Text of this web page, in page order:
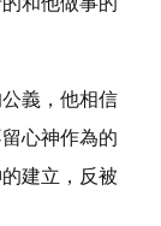
義，他相信
心神作為的
建立，反被